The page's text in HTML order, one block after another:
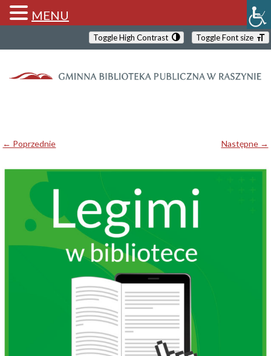
Toggle High Contrast Toggle Font size
← Poprzednie Następne →
MENU